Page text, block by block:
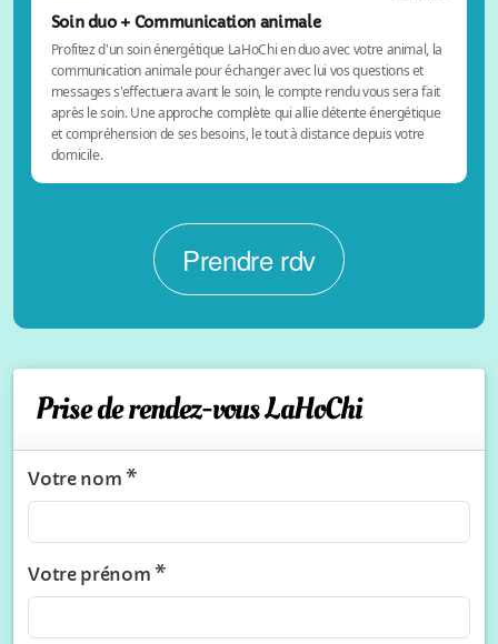
Soin duo + Communication animale
Profitez d'un soin énergétique LaHoChi en duo avec votre animal, la
communication animale pour échanger avec lui vos questions et
messages s'effectuera avant le soin, le compte rendu vous sera fait
après le soin. Une approche complète qui allie détente énergétique
et compréhension de ses besoins, le tout à distance depuis votre
domicile.
Prendre rdv
Prise de rendez-vous LaHoChi
Votre nom *
Votre prénom *